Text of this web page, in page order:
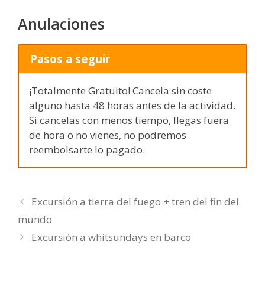
Anulaciones
Pasos a seguir
¡Totalmente Gratuito! Cancela sin coste
alguno hasta 48 horas antes de la actividad.
Si cancelas con menos tiempo, llegas fuera
de hora o no vienes, no podremos
reembolsarte lo pagado.
Excursión a tierra del fuego + tren del fin del
mundo
Excursión a whitsundays en barco